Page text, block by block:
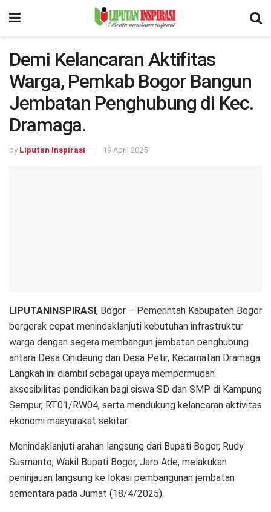
Demi Kelancaran Aktifitas
Warga, Pemkab Bogor Bangun
Jembatan Penghubung di Kec.
Dramaga.
by Liputan Inspirasi 19 April 2025
LIPUTANINSPIRASI, Bogor – Pemerintah Kabupaten Bogor
bergerak cepat menindaklanjuti kebutuhan infrastruktur
warga dengan segera membangun jembatan penghubung
antara Desa Cihideung dan Desa Petir, Kecamatan Dramaga.
Langkah ini diambil sebagai upaya mempermudah
aksesibilitas pendidikan bagi siswa SD dan SMP di Kampung
Sempur, RT01/RW04, serta mendukung kelancaran aktivitas
ekonomi masyarakat sekitar.
Menindaklanjuti arahan langsung dari Bupati Bogor, Rudy
Susmanto, Wakil Bupati Bogor, Jaro Ade, melakukan
peninjauan langsung ke lokasi pembangunan jembatan
sementara pada Jumat (18/4/2025).